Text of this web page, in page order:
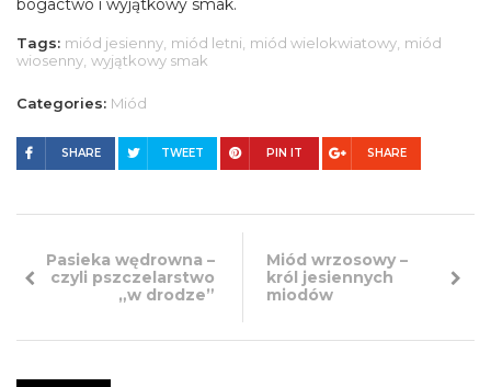
bogactwo i wyjątkowy smak.
Tags: miód jesienny, miód letni, miód wielokwiatowy, miód
wiosenny, wyjątkowy smak
Categories: Miód
SHARE TWEET PIN IT SHARE
Pasieka wędrowna –
czyli pszczelarstwo
„w drodze”
Miód wrzosowy –
król jesiennych
miodów